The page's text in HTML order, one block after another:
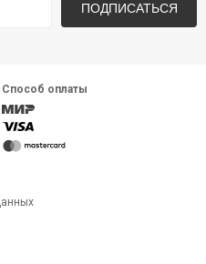
ПОДПИСАТЬСЯ
Способ оплаты